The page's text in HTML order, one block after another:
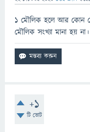
১ মৌলিক হলে আর কোন
মৌলিক সংখ্যা মানা হয় না।
+1
টি ভোট